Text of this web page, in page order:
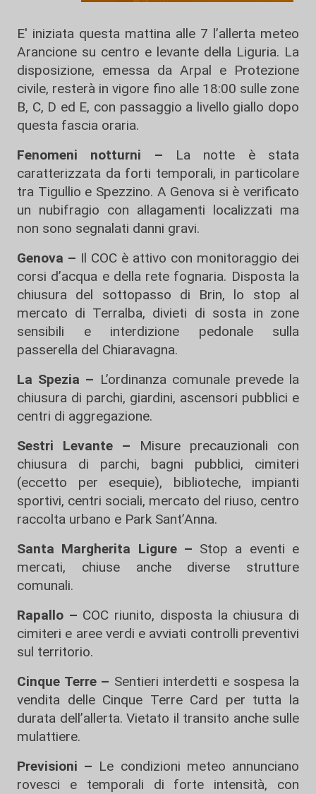
E' iniziata questa mattina alle 7 l’allerta meteo
Arancione su centro e levante della Liguria. La
disposizione, emessa da Arpal e Protezione
civile, resterà in vigore fino alle 18:00 sulle zone
B, C, D ed E, con passaggio a livello giallo dopo
questa fascia oraria.
Fenomeni notturni – La notte è stata
caratterizzata da forti temporali, in particolare
tra Tigullio e Spezzino. A Genova si è verificato
un nubifragio con allagamenti localizzati ma
non sono segnalati danni gravi.
Genova – Il COC è attivo con monitoraggio dei
corsi d’acqua e della rete fognaria. Disposta la
chiusura del sottopasso di Brin, lo stop al
mercato di Terralba, divieti di sosta in zone
sensibili e interdizione pedonale sulla
passerella del Chiaravagna.
La Spezia – L’ordinanza comunale prevede la
chiusura di parchi, giardini, ascensori pubblici e
centri di aggregazione.
Sestri Levante – Misure precauzionali con
chiusura di parchi, bagni pubblici, cimiteri
(eccetto per esequie), biblioteche, impianti
sportivi, centri sociali, mercato del riuso, centro
raccolta urbano e Park Sant’Anna.
Santa Margherita Ligure – Stop a eventi e
mercati, chiuse anche diverse strutture
comunali.
Rapallo – COC riunito, disposta la chiusura di
cimiteri e aree verdi e avviati controlli preventivi
sul territorio.
Cinque Terre – Sentieri interdetti e sospesa la
vendita delle Cinque Terre Card per tutta la
durata dell’allerta. Vietato il transito anche sulle
mulattiere.
Previsioni – Le condizioni meteo annunciano
rovesci e temporali di forte intensità, con